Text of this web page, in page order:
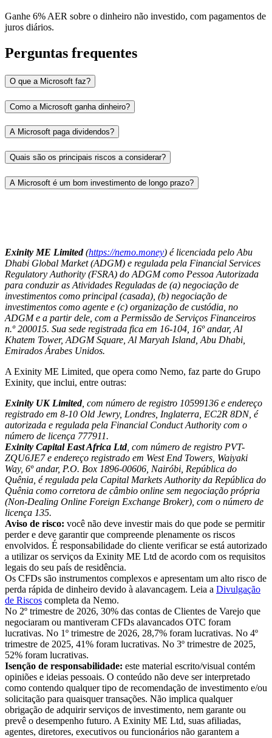
Ganhe 6% AER sobre o dinheiro não investido, com pagamentos de
juros diários.
Perguntas frequentes
O que a Microsoft faz?
Como a Microsoft ganha dinheiro?
A Microsoft paga dividendos?
Quais são os principais riscos a considerar?
A Microsoft é um bom investimento de longo prazo?
Exinity ME Limited(https://nemo.money) é licenciada pelo Abu
Dhabi Global Market (ADGM) e regulada pela Financial Services
Regulatory Authority (FSRA) do ADGM como Pessoa Autorizada
para conduzir as Atividades Reguladas de (a) negociação de
investimentos como principal (casada), (b) negociação de
investimentos como agente e (c) organização de custódia, no
ADGM e a partir dele, com a Permissão de Serviços Financeiros
n.º 200015. Sua sede registrada fica em 16-104, 16º andar, Al
Khatem Tower, ADGM Square, Al Maryah Island, Abu Dhabi,
Emirados Árabes Unidos.
A Exinity ME Limited, que opera como Nemo, faz parte do Grupo
Exinity, que inclui, entre outras:
Exinity UK Limited, com número de registro 10599136 e endereço
registrado em 8-10 Old Jewry, Londres, Inglaterra, EC2R 8DN, é
autorizada e regulada pela Financial Conduct Authority com o
número de licença 777911.
Exinity Capital East Africa Ltd, com número de registro PVT-
ZQU6JE7 e endereço registrado em West End Towers, Waiyaki
Way, 6º andar, P.O. Box 1896-00606, Nairóbi, República do
Quênia, é regulada pela Capital Markets Authority da República do
Quênia como corretora de câmbio online sem negociação própria
(Non-Dealing Online Foreign Exchange Broker), com o número de
licença 135.
Aviso de risco: você não deve investir mais do que pode se permitir
perder e deve garantir que compreende plenamente os riscos
envolvidos. É responsabilidade do cliente verificar se está autorizado
a utilizar os serviços da Exinity ME Ltd de acordo com os requisitos
legais do seu país de residência.
Os CFDs são instrumentos complexos e apresentam um alto risco de
perda rápida de dinheiro devido à alavancagem. Leia a Divulgação
de Riscos completa da Nemo.
No 2º trimestre de 2026, 30% das contas de Clientes de Varejo que
negociaram ou mantiveram CFDs alavancados OTC foram
lucrativas. No 1º trimestre de 2026, 28,7% foram lucrativas. No 4º
trimestre de 2025, 41% foram lucrativas. No 3º trimestre de 2025,
52% foram lucrativas.
Isenção de responsabilidade: este material escrito/visual contém
opiniões e ideias pessoais. O conteúdo não deve ser interpretado
como contendo qualquer tipo de recomendação de investimento e/ou
solicitação para quaisquer transações. Não implica qualquer
obrigação de adquirir serviços de investimento, nem garante ou
prevê o desempenho futuro. A Exinity ME Ltd, suas afiliadas,
agentes, diretores, executivos ou funcionários não garantem a